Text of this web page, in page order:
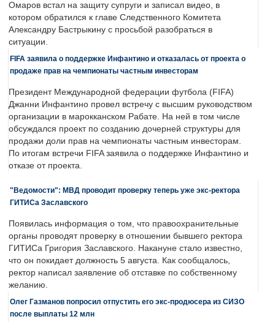
Омаров встал на защиту супруги и записал видео, в
котором обратился к главе Следственного Комитета
Александру Бастрыкину с просьбой разобраться в
ситуации.
FIFA заявила о поддержке Инфантино и отказалась от проекта о
продаже прав на чемпионаты частным инвесторам
Президент Международной федерации футбола (FIFA)
Джанни Инфантино провел встречу с высшим руководством
организации в марокканском Рабате. На ней в том числе
обсуждался проект по созданию дочерней структуры для
продажи доли прав на чемпионаты частным инвесторам.
По итогам встречи FIFA заявила о поддержке Инфантино и
отказе от проекта.
"Ведомости": МВД проводит проверку теперь уже экс-ректора
ГИТИСа Заславского
Появилась информация о том, что правоохранительные
органы проводят проверку в отношении бывшего ректора
ГИТИСа Григория Заславского. Накануне стало известно,
что он покидает должность 5 августа. Как сообщалось,
ректор написал заявление об отставке по собственному
желанию.
Олег Газманов попросил отпустить его экс-продюсера из СИЗО
после выплаты 12 млн